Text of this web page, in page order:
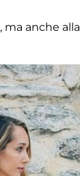
, ma anche alla